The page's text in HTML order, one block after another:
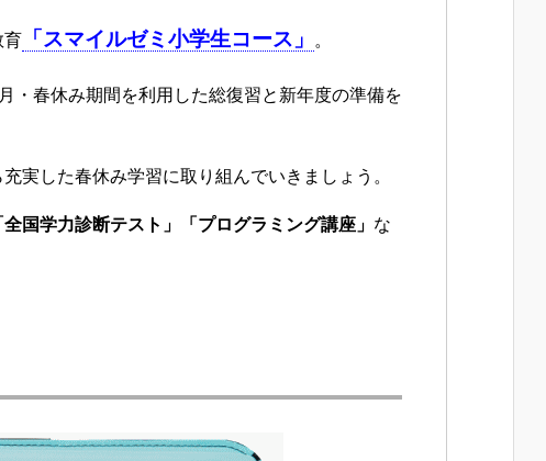
育 「スマイルゼミ小学生コース」 。
・春休み期間を利用した総復習と新年度の準備を
実した春休み学習に取り組んでいきましょう。
全国学力診断テスト」「プログラミング講座」 な